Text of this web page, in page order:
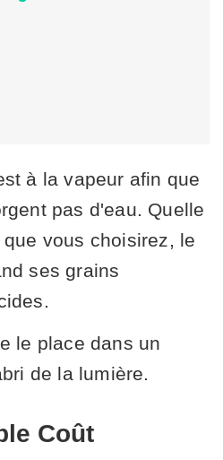
à la vapeur afin que
pas d'eau. Quelle
vous choisirez, le
ses grains
le place dans un
de la lumière.
Coût